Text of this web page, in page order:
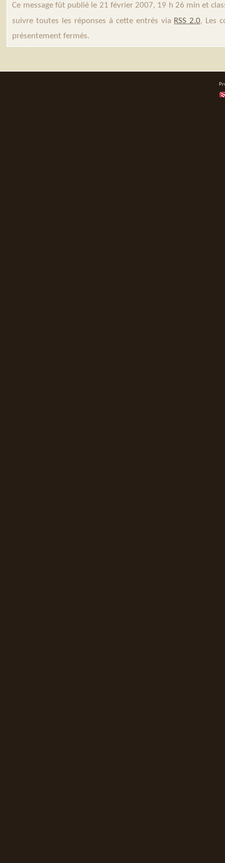
Ce message fût publié le 21 février 2007, 19 h 26 min et
suivre toutes les réponses à cette entrés via RSS 2.0. Les
présentement fermés.